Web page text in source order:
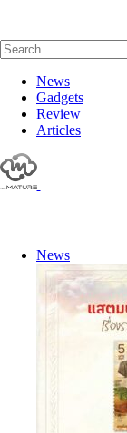
News
Gadgets
Review
Articles
News